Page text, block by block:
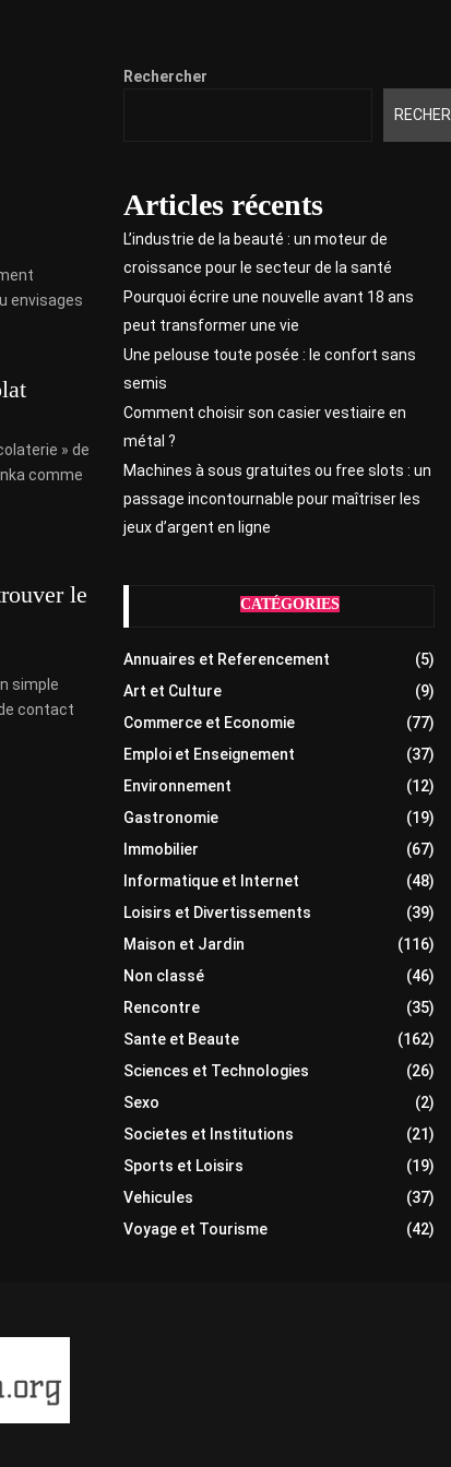
envisages
» de
comme
le
simple
contact
Rechercher
Articles récents
L’industrie de la beauté : un moteur de
croissance pour le secteur de la santé
Pourquoi écrire une nouvelle avant 18 ans
peut transformer une vie
Une pelouse toute posée : le confort sans
semis
Comment choisir son casier vestiaire en
métal ?
Machines à sous gratuites ou free slots : un
passage incontournable pour maîtriser les
jeux d’argent en ligne
CATÉGORIES
Annuaires et Referencement
(5)
Art et Culture
(9)
Commerce et Economie
(77)
Emploi et Enseignement
(37)
Environnement
(12)
Gastronomie
(19)
Immobilier
(67)
Informatique et Internet
(48)
Loisirs et Divertissements
(39)
Maison et Jardin
(116)
Non classé
(46)
Rencontre
(35)
Sante et Beaute
(162)
Sciences et Technologies
(26)
Sexo
(2)
Societes et Institutions
(21)
Sports et Loisirs
(19)
Vehicules
(37)
Voyage et Tourisme
(42)